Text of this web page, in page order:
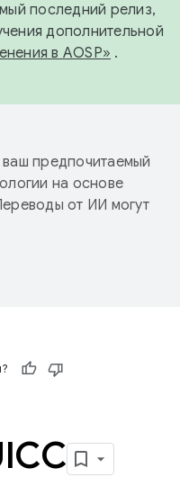
последний релиз,
дополнительной
в AOSP» .
предпочитаемый
на основе
от ИИ могут